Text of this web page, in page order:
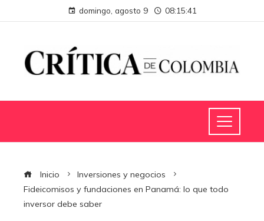
domingo, agosto 9 08:15:42
Inicio
Inversiones y negocios
Fideicomisos y fundaciones en Panamá: lo que todo
inversor debe saber